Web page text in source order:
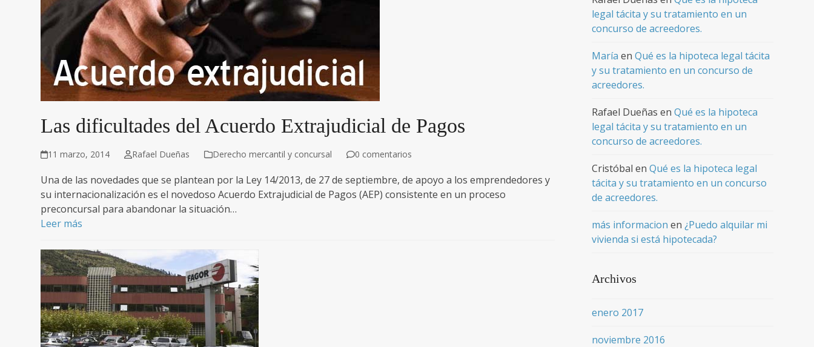
Las dificultades del Acuerdo Extrajudicial de Pagos
11 marzo, 2014 Rafael Dueñas Derecho mercantil y concursal 0 comentarios
Una de las novedades que se plantean por la Ley 14/2013, de 27 de septiembre, de apoyo a los emprendedores y
su internacionalización es el novedoso Acuerdo Extrajudicial de Pagos (AEP) consistente en un proceso
preconcursal para abandonar la situación…
Leer más
legal tácita y su tratamiento en un
concurso de acreedores.
María en Qué es la hipoteca legal tácita
y su tratamiento en un concurso de
acreedores.
Rafael Dueñas en Qué es la hipoteca
legal tácita y su tratamiento en un
concurso de acreedores.
Cristóbal en Qué es la hipoteca legal
tácita y su tratamiento en un concurso
de acreedores.
más informacion en ¿Puedo alquilar mi
vivienda si está hipotecada?
Archivos
enero 2017
noviembre 2016